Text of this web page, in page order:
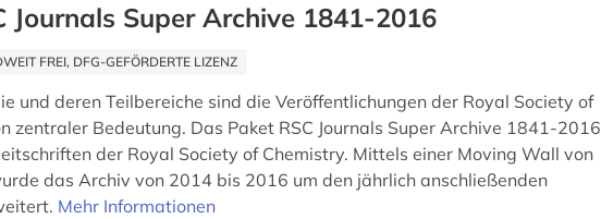
Journals Super Archive 1841-2016
FREI, DFG-GEFÖRDERTE LIZENZ
und deren Teilbereiche sind die Veröffentlichungen der Royal Society of
zentraler Bedeutung. Das Paket RSC Journals Super Archive 1841-2016
der Royal Society of Chemistry. Mittels einer Moving Wall von
das Archiv von 2014 bis 2016 um den jährlich anschließenden
Mehr Informationen